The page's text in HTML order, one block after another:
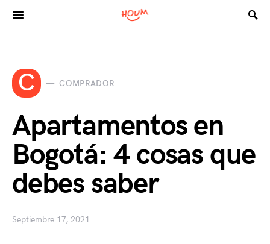
Search for:
C COMPRADOR
Apartamentos en
Bogotá: 4 cosas que
debes saber
Septiembre 17, 2021